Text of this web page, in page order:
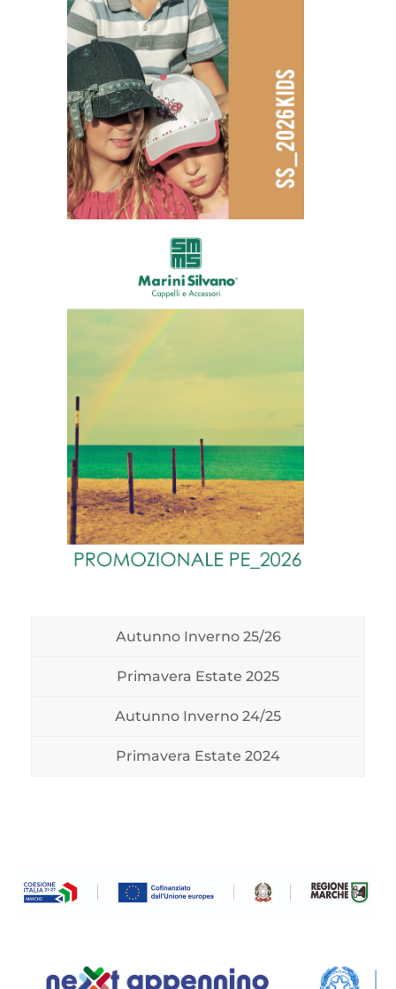
Bambini 2026
Autunno Inverno 25/26
Primavera Estate 2025
Autunno Inverno 24/25
Primavera Estate 2024